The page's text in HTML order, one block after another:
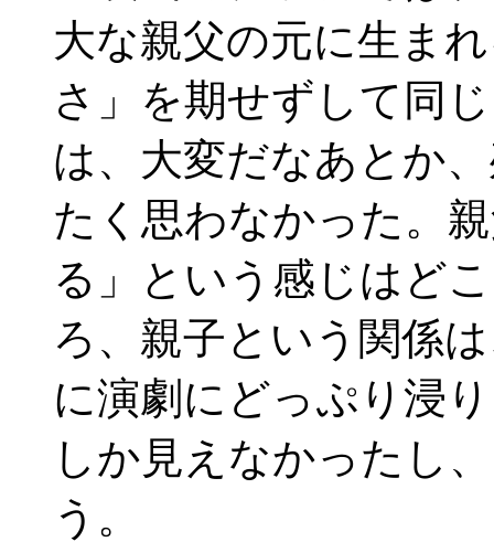
大な親父の元に生ま
さ」を期せずして同
は、大変だなあとか
たく思わなかった。
る」という感じはど
ろ、親子という関係
に演劇にどっぷり浸
しか見えなかったし
う。